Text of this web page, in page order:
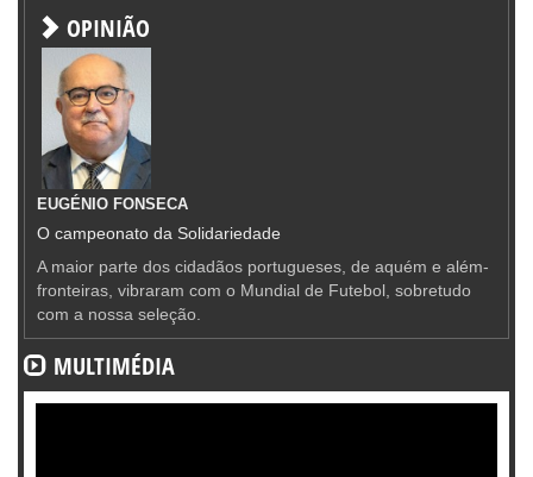
OPINIÃO
EUGÉNIO FONSECA
O campeonato da Solidariedade
A maior parte dos cidadãos portugueses, de aquém e além-
fronteiras, vibraram com o Mundial de Futebol, sobretudo
com a nossa seleção.
MULTIMÉDIA